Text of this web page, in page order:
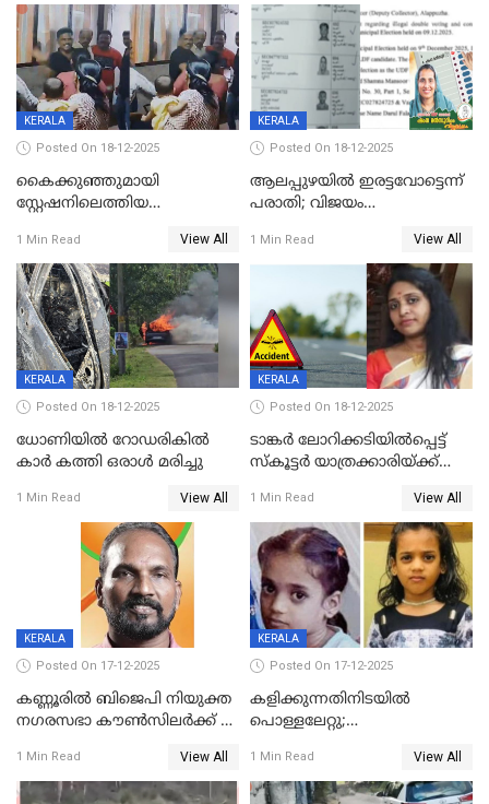
വാളയാറിൽ
KERALA
Posted On 18-12-2025
കൈക്കുഞ്ഞുമായി
സ്റ്റേഷനിലെത്തിയ
കരണത്തടിച്ചു; CC ടിവി
ദൃശ്യങ്ങൾ പുറത്ത്
1 Min Read View All
KERALA
Posted On 18-12-2025
ആലപ്പുഴയിൽ ഇരട്ടവോട്ടെന്ന്
പരാതി; വിജയം
വാർഡിലെ എൽഡിഎഫ്
സ്ഥാനാർത്ഥി
1 Min Read View All
KERALA
Posted On 18-12-2025
ധോണിയിൽ റോഡരികിൽ
കാർ കത്തി ഒരാൾ മരിച്ചു
1 Min Read View All
KERALA
Posted On 18-12-2025
ടാങ്കർ ലോറിക്കടിയിൽപ്പെട്ട്
സ്കൂട്ടർ യാത്രക്കാരിയ്ക്ക്
കണ്ടോത്ത് ദേശീയ പാതയിൽ
1 Min Read View All
KERALA
Posted On 17-12-2025
കണ്ണൂരിൽ ബിജെപി നിയുക്ത
നഗരസഭാ കൗൺസിലർക്ക് 36
1 Min Read View All
KERALA
Posted On 17-12-2025
കളിക്കുന്നതിനിടയിൽ
പൊള്ളലേറ്റു;
ക്ലാസ് വിദ്യാർത്ഥിനി മരിച്ചു
1 Min Read View All